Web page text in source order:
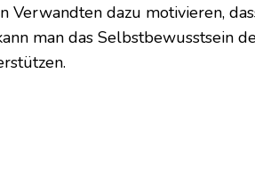
Verwandten dazu motivieren,
man das Selbstbewusstsein